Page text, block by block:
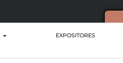
EXPOSITORES